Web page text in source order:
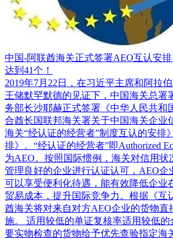
中国-阿联酋海关正式签署AEO互认安
达到41个！
2019年7月22日，在习近平主席和阿拉
王储默罕默德的见证下，中国海关总署
务部长沙耶赫正式签署《中华人民共和
合酋长国联邦海关署关于中国海关企业
海关“经认证的经营者”制度互认的安排
排》。“经认证的经营者”即Authorized
为AEO。按照国际惯例，海关对信用状
管理良好的企业进行认证认可，AEO企
可以享受便利化待遇，能有效降低企业
贸易成本，提升国际竞争力。根据《互
酋海关将对来自对方AEO企业的货物直
施。 适用较低的单证复核率适用较低
要实物检查的货物给予优先查验指定海